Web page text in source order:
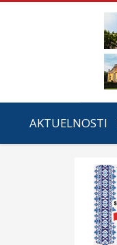
AKTUELNOSTI